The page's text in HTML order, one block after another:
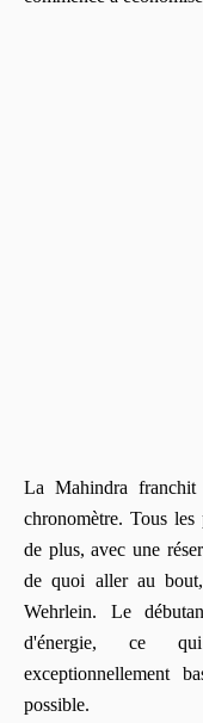
La Mahindra
chronomètre. Tous
de plus, avec une
de quoi aller au
Wehrlein. Le
d'énergie, ce qui
exceptionnellement
possible.